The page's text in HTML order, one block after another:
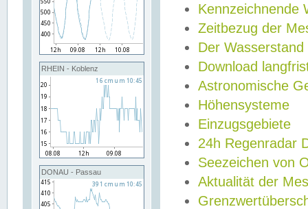
RHEIN - Koblenz
DONAU - Passau
Kennzeichnende
Zeitbezug der
Der Wasserstand
Download
Astronomische
Höhensysteme
Einzugsgebiete
24h Regenradar
Seezeichen von
Aktualität der